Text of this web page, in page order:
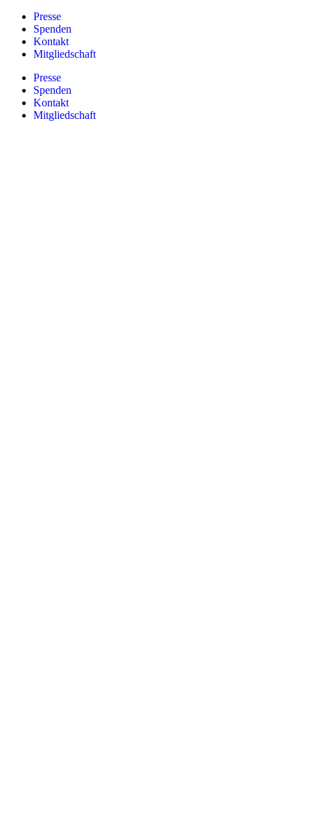
Presse
Spenden
Kontakt
Mitgliedschaft
Presse
Spenden
Kontakt
Mitgliedschaft